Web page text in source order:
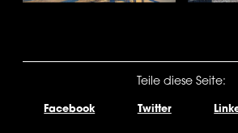
Teile diese Seite:
Facebook Twitter